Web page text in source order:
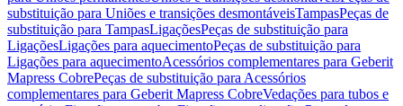
substituição para Uniões e transições desmontáveisTampasPeças de
substituição para TampasLigaçõesPeças de substituição para
LigaçõesLigações para aquecimentoPeças de substituição para
Ligações para aquecimentoAcessórios complementares para Geberit
Mapress CobrePeças de substituição para Acessórios
complementares para Geberit Mapress CobreVedações para tubos e